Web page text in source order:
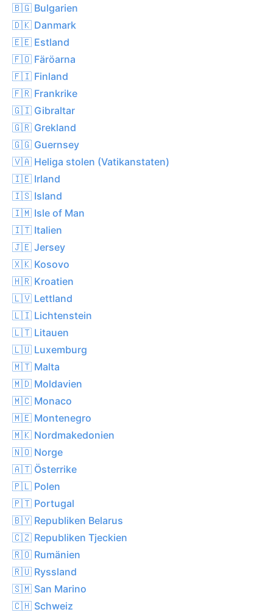
🇧🇬 Bulgarien
🇩🇰 Danmark
🇪🇪 Estland
🇫🇴 Färöarna
🇫🇮 Finland
🇫🇷 Frankrike
🇬🇮 Gibraltar
🇬🇷 Grekland
🇬🇬 Guernsey
🇻🇦 Heliga stolen (Vatikanstaten)
🇮🇪 Irland
🇮🇸 Island
🇮🇲 Isle of Man
🇮🇹 Italien
🇯🇪 Jersey
🇽🇰 Kosovo
🇭🇷 Kroatien
🇱🇻 Lettland
🇱🇮 Lichtenstein
🇱🇹 Litauen
🇱🇺 Luxemburg
🇲🇹 Malta
🇲🇩 Moldavien
🇲🇨 Monaco
🇲🇪 Montenegro
🇲🇰 Nordmakedonien
🇳🇴 Norge
🇦🇹 Österrike
🇵🇱 Polen
🇵🇹 Portugal
🇧🇾 Republiken Belarus
🇨🇿 Republiken Tjeckien
🇷🇴 Rumänien
🇷🇺 Ryssland
🇸🇲 San Marino
🇨🇭 Schweiz